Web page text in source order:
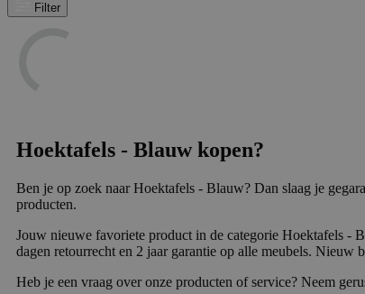
Filter
Hoektafels - Blauw kopen?
Ben je op zoek naar Hoektafels - Blauw? Dan slaag je
producten.
Jouw nieuwe favoriete product in de categorie Hoektafels -
dagen retourrecht en 2 jaar garantie op alle meubels.
Heb je een vraag over onze producten of service? Neem